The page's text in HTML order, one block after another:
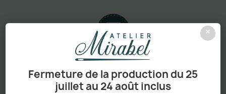
×
Fermeture de la production du 25
juillet au 24 août inclus
Confort absolu & durabilité renforcée